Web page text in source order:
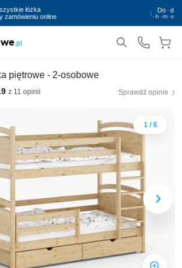
łóżka
zamówieniu online
| Do--d
--h--m--s
piętrowe - 2-osobowe
z 11 opinii Sprawdź opinie
1 / 6